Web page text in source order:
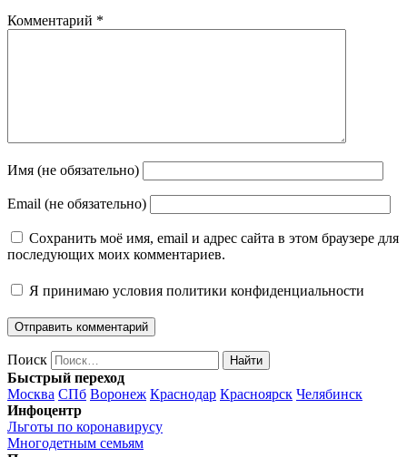
Комментарий *
Имя (не обязательно)
Email (не обязательно)
Сохранить моё имя, email и адрес сайта в этом браузере для
последующих моих комментариев.
Я принимаю условия политики конфиденциальности
Поиск Найти
Быстрый переход
Москва СПб Воронеж Краснодар Красноярск Челябинск
Инфоцентр
Льготы по коронавирусу
Многодетным семьям